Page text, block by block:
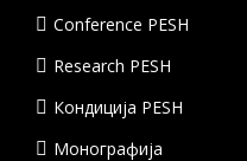
Conference PESH
Research PESH
Кондиција PESH
Монографија